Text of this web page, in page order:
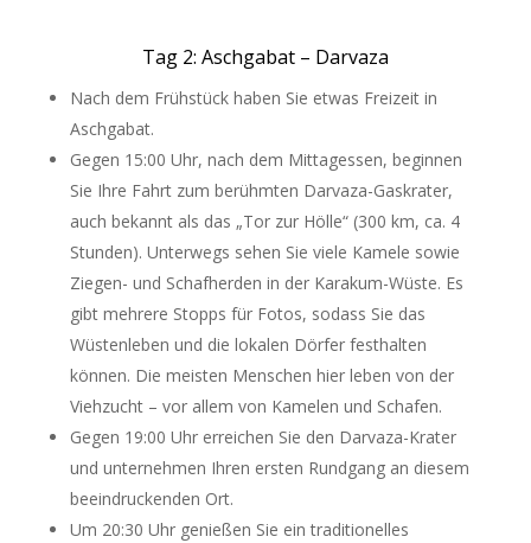
Tag 2: Aschgabat – Darvaza
Nach dem Frühstück haben Sie etwas Freizeit in
Aschgabat.
Gegen 15:00 Uhr, nach dem Mittagessen, beginnen
Sie Ihre Fahrt zum berühmten Darvaza-Gaskrater,
auch bekannt als das „Tor zur Hölle“ (300 km, ca. 4
Stunden). Unterwegs sehen Sie viele Kamele sowie
Ziegen- und Schafherden in der Karakum-Wüste. Es
gibt mehrere Stopps für Fotos, sodass Sie das
Wüstenleben und die lokalen Dörfer festhalten
können. Die meisten Menschen hier leben von der
Viehzucht – vor allem von Kamelen und Schafen.
Gegen 19:00 Uhr erreichen Sie den Darvaza-Krater
und unternehmen Ihren ersten Rundgang an diesem
beeindruckenden Ort.
Um 20:30 Uhr genießen Sie ein traditionelles